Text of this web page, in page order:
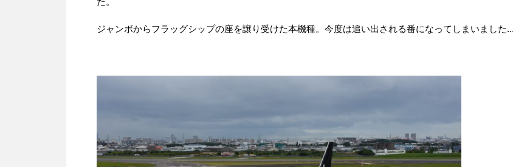
ジャンボからフラッグシップの座を譲り受けた本機種。今度は追い出される番になってしまいました...